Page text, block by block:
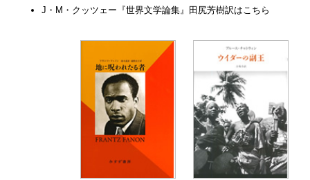
J・M・クッツェー『世界文学論集』田尻芳樹訳はこちら